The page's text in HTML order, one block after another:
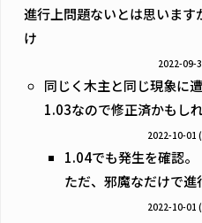
進行上問題ないとは思いま
け
2022-09-
同じく木主と同じ現象に遭
1.03なので修正済かもしれ
2022-10-01
1.04でも発生を確認。
ただ、邪魔なだけで進
2022-10-01